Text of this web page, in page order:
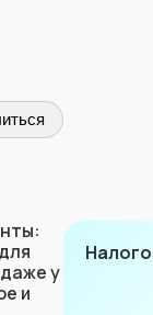
у
и